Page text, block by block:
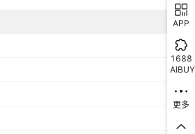
APP
1688
AIBUY
更多